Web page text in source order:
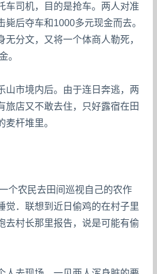
车司机，目的是抢车。两人对准
后夺车和1000多元现金而去。
分文，又将一个体商人勒死，
。
山市境内后。由于连日奔逃，两
旅店又不敢去住，只好露宿在田
麦杆堆里。
个农民去田间巡视自己的农作
觉．联想到近日偷鸡的在村子里
去村长那里报告，说是可能有偷